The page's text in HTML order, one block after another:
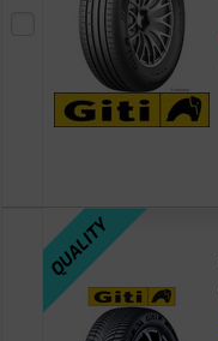
QUALITY